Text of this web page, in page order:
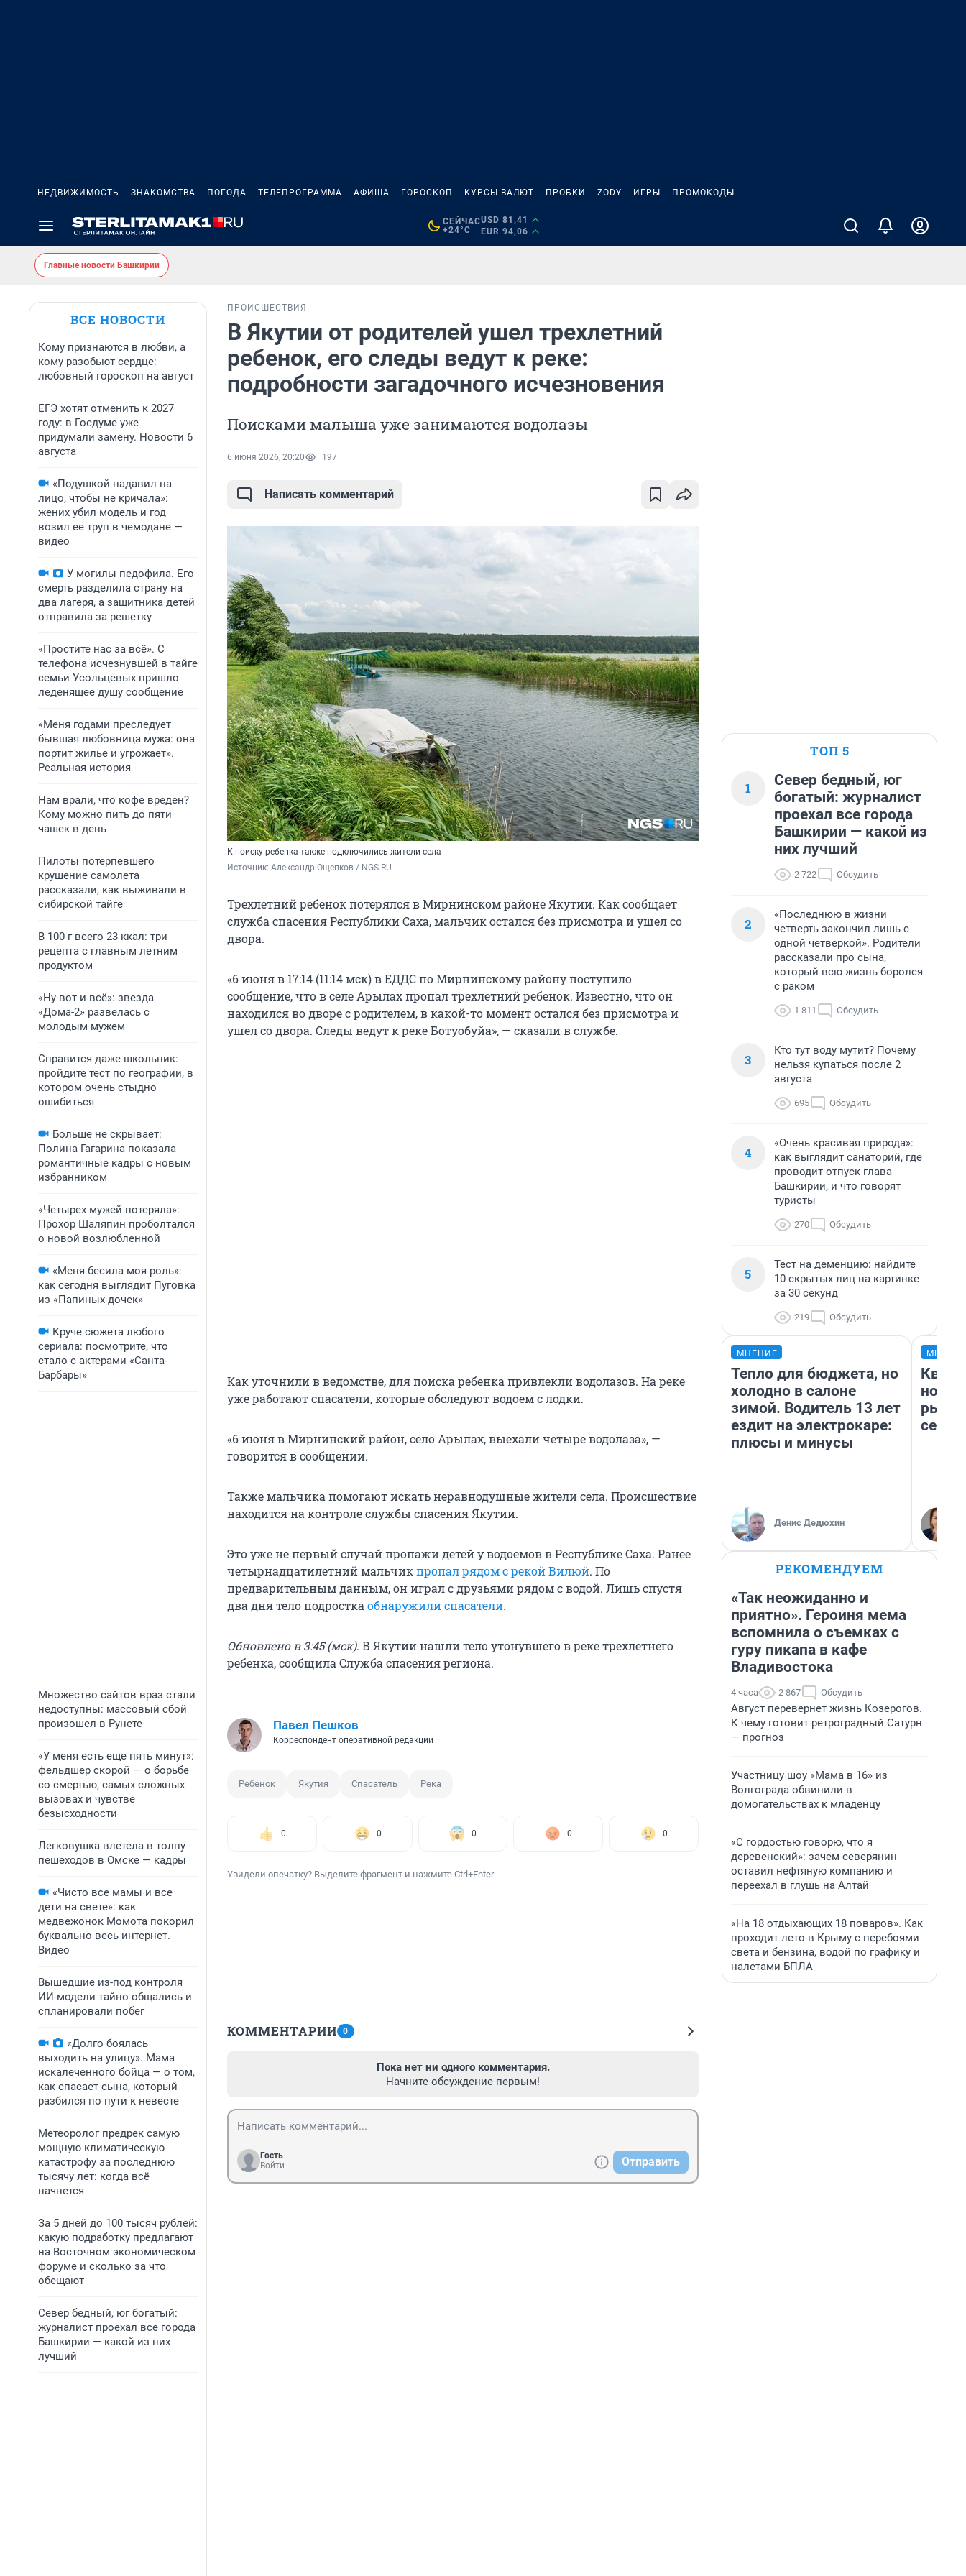
НЕДВИЖИМОСТЬ ЗНАКОМСТВА ПОГОДА ТЕЛЕПРОГРАММА АФИША ГОРОСКОП КУРСЫ ВАЛЮТ ПРОБКИ ZODY ИГРЫ ПРОМОКОДЫ
СЕЙЧАС
+24°C
USD 81,41
EUR 94,06
Главные новости Башкирии
ВСЕ НОВОСТИ
Кому признаются в любви, а
кому разобьют сердце:
любовный гороскоп на август
ЕГЭ хотят отменить к 2027
году: в Госдуме уже
придумали замену. Новости 6
августа
«Подушкой надавил на
лицо, чтобы не кричала»:
жених убил модель и год
возил ее труп в чемодане —
видео
У могилы педофила. Его
смерть разделила страну на
два лагеря, а защитника детей
отправила за решетку
«Простите нас за всё». С
телефона исчезнувшей в тайге
семьи Усольцевых пришло
леденящее душу сообщение
«Меня годами преследует
бывшая любовница мужа: она
портит жилье и угрожает».
Реальная история
Нам врали, что кофе вреден?
Кому можно пить до пяти
чашек в день
Пилоты потерпевшего
крушение самолета
рассказали, как выживали в
сибирской тайге
В 100 г всего 23 ккал: три
рецепта с главным летним
продуктом
«Ну вот и всё»: звезда
«Дома-2» развелась с
молодым мужем
Справится даже школьник:
пройдите тест по географии, в
котором очень стыдно
ошибиться
Больше не скрывает:
Полина Гагарина показала
романтичные кадры с новым
избранником
«Четырех мужей потеряла»:
Прохор Шаляпин проболтался
о новой возлюбленной
«Меня бесила моя роль»:
как сегодня выглядит Пуговка
из «Папиных дочек»
Круче сюжета любого
сериала: посмотрите, что
стало с актерами «Санта-
Барбары»
Множество сайтов враз стали
недоступны: массовый сбой
произошел в Рунете
«У меня есть еще пять минут»:
фельдшер скорой — о борьбе
со смертью, самых сложных
вызовах и чувстве
безысходности
Легковушка влетела в толпу
пешеходов в Омске — кадры
«Чисто все мамы и все
дети на свете»: как
медвежонок Момота покорил
буквально весь интернет.
Видео
Вышедшие из-под контроля
ИИ-модели тайно общались и
спланировали побег
«Долго боялась
выходить на улицу». Мама
искалеченного бойца — о том,
как спасает сына, который
разбился по пути к невесте
Метеоролог предрек самую
мощную климатическую
катастрофу за последнюю
тысячу лет: когда всё
начнется
За 5 дней до 100 тысяч рублей:
какую подработку предлагают
на Восточном экономическом
форуме и сколько за что
обещают
Север бедный, юг богатый:
журналист проехал все города
Башкирии — какой из них
лучший
ПРОИСШЕСТВИЯ
В Якутии от родителей ушел трехлетний
ребенок, его следы ведут к реке:
подробности загадочного исчезновения
Поисками малыша уже занимаются водолазы
6 июня 2026, 20:20 197
Написать комментарий
К поиску ребенка также подключились жители села
Источник: Александр Ощепков / NGS.RU
Трехлетний ребенок потерялся в Мирнинском районе Якутии. Как сообщает
служба спасения Республики Саха, мальчик остался без присмотра и ушел со
двора.
«6 июня в 17:14 (11:14 мск) в ЕДДС по Мирнинскому району поступило
сообщение, что в селе Арылах пропал трехлетний ребенок. Известно, что он
находился во дворе с родителем, в какой-то момент остался без присмотра и
ушел со двора. Следы ведут к реке Ботуобуйа», — сказали в службе.
Как уточнили в ведомстве, для поиска ребенка привлекли водолазов. На реке
уже работают спасатели, которые обследуют водоем с лодки.
«6 июня в Мирнинский район, село Арылах, выехали четыре водолаза», —
говорится в сообщении.
Также мальчика помогают искать неравнодушные жители села. Происшествие
находится на контроле службы спасения Якутии.
Это уже не первый случай пропажи детей у водоемов в Республике Саха. Ранее
четырнадцатилетний мальчикпропал рядом с рекой Вилюй. По
предварительным данным, он играл с друзьями рядом с водой. Лишь спустя
два дня тело подростка обнаружили спасатели.
Обновлено в 3:45 (мск). В Якутии нашли тело утонувшего в реке трехлетнего
ребенка, сообщила Служба спасения региона.
Павел Пешков
Корреспондент оперативной редакции
Ребенок Якутия Спасатель Река
0 0 0 0 0
Увидели опечатку? Выделите фрагмент и нажмите Ctrl+Enter
КОММЕНТАРИИ 0
Пока нет ни одного комментария.
Начните обсуждение первым!
Гость
Войти
Отправить
ТОП 5
1
Север бедный, юг
богатый: журналист
проехал все города
Башкирии — какой из
них лучший
2 722 Обсудить
2
«Последнюю в жизни
четверть закончил лишь с
одной четверкой». Родители
рассказали про сына,
который всю жизнь боролся
с раком
1 811 Обсудить
3
Кто тут воду мутит? Почему
нельзя купаться после 2
августа
695 Обсудить
4
«Очень красивая природа»:
как выглядит санаторий, где
проводит отпуск глава
Башкирии, и что говорят
туристы
270 Обсудить
5
Тест на деменцию: найдите
10 скрытых лиц на картинке
за 30 секунд
219 Обсудить
МНЕНИЕ
Тепло для бюджета, но
холодно в салоне
зимой. Водитель 13 лет
ездит на электрокаре:
плюсы и минусы
Денис Дедюхин
но
РЕКОМЕНДУЕМ
«Так неожиданно и
приятно». Героиня мема
вспомнила о съемках с
гуру пикапа в кафе
Владивостока
4 часа 2 867 Обсудить
Август перевернет жизнь Козерогов.
К чему готовит ретроградный Сатурн
— прогноз
Участницу шоу «Мама в 16» из
Волгограда обвинили в
домогательствах к младенцу
«С гордостью говорю, что я
деревенский»: зачем северянин
оставил нефтяную компанию и
переехал в глушь на Алтай
«На 18 отдыхающих 18 поваров». Как
проходит лето в Крыму с перебоями
света и бензина, водой по графику и
налетами БПЛА